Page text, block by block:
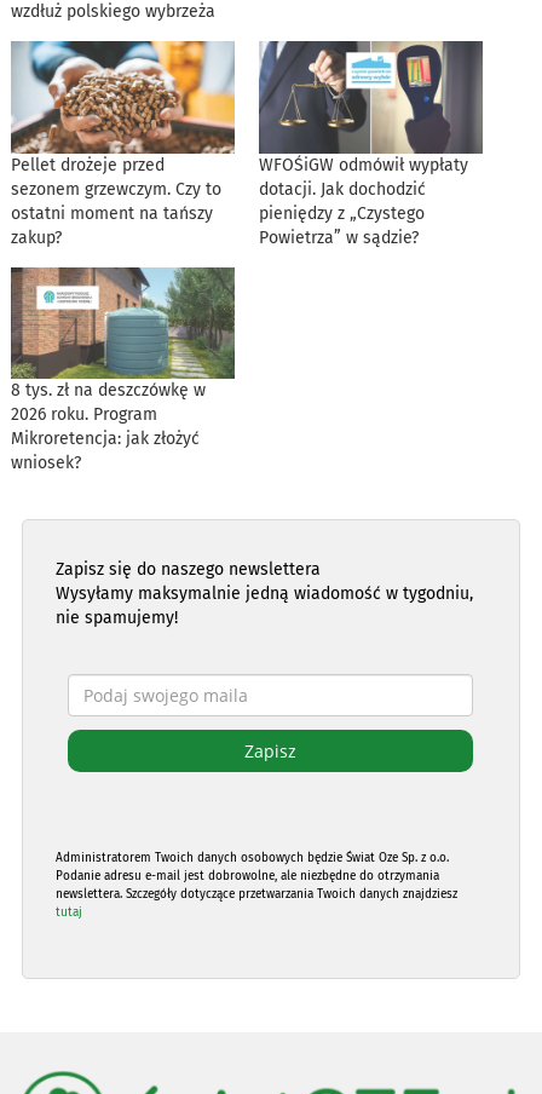
wzdłuż polskiego wybrzeża
Pellet drożeje przed
sezonem grzewczym. Czy to
ostatni moment na tańszy
zakup?
WFOŚiGW odmówił wypłaty
dotacji. Jak dochodzić
pieniędzy z „Czystego
Powietrza” w sądzie?
8 tys. zł na deszczówkę w
2026 roku. Program
Mikroretencja: jak złożyć
wniosek?
Zapisz się do naszego newslettera
Wysyłamy maksymalnie jedną wiadomość w tygodniu,
nie spamujemy!
Administratorem Twoich danych osobowych będzie Świat Oze Sp. z o.o.
Podanie adresu e-mail jest dobrowolne, ale niezbędne do otrzymania
newslettera. Szczegóły dotyczące przetwarzania Twoich danych znajdziesz
tutaj